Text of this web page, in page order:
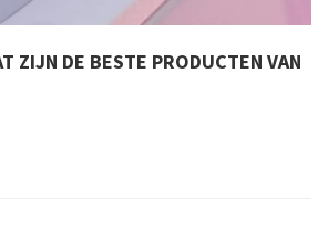
ZIJN DE BESTE PRODUCTEN VAN